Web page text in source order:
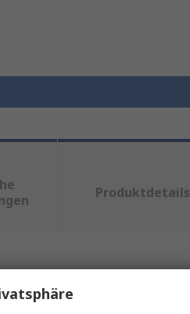
Produktdetails
auswählen.